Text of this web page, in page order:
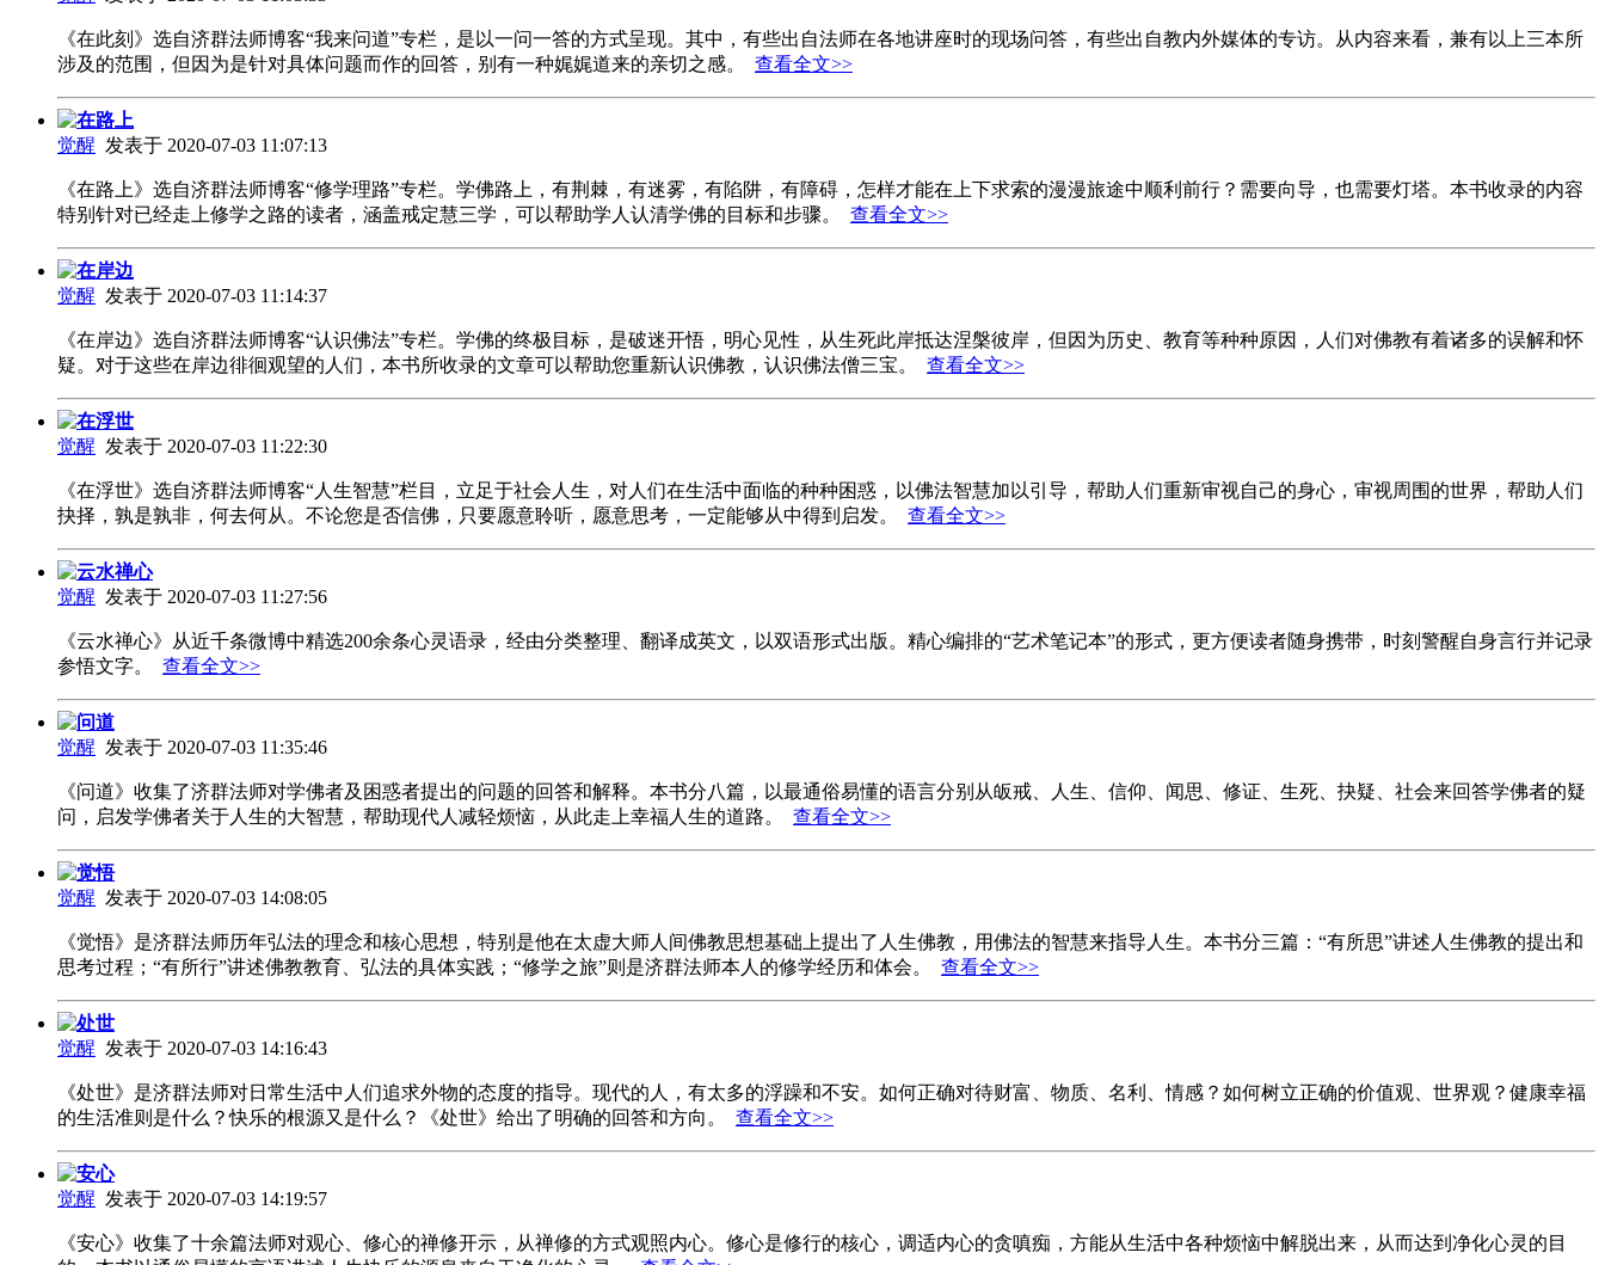
《在此刻》选自济群法师博客“我来问道”专栏，是以一问一答的方式呈现。其中，有些出自法师在各地讲座时的现场问答，有些出自教内外媒体的专访。从内容来看，兼有以上三本所
涉及的范围，但因为是针对具体问题而作的回答，别有一种娓娓道来的亲切之感。 查看全文>>
在路上
觉醒 发表于 2020-07-03 11:07:13
《在路上》选自济群法师博客“修学理路”专栏。学佛路上，有荆棘，有迷雾，有陷阱，有障碍，怎样才能在上下求索的漫漫旅途中顺利前行？需要向导，也需要灯塔。本书收录的内容
特别针对已经走上修学之路的读者，涵盖戒定慧三学，可以帮助学人认清学佛的目标和步骤。 查看全文>>
在岸边
觉醒 发表于 2020-07-03 11:14:37
《在岸边》选自济群法师博客“认识佛法”专栏。学佛的终极目标，是破迷开悟，明心见性，从生死此岸抵达涅槃彼岸，但因为历史、教育等种种原因，人们对佛教有着诸多的误解和怀
疑。对于这些在岸边徘徊观望的人们，本书所收录的文章可以帮助您重新认识佛教，认识佛法僧三宝。 查看全文>>
在浮世
觉醒 发表于 2020-07-03 11:22:30
《在浮世》选自济群法师博客“人生智慧”栏目，立足于社会人生，对人们在生活中面临的种种困惑，以佛法智慧加以引导，帮助人们重新审视自己的身心，审视周围的世界，帮助人们
抉择，孰是孰非，何去何从。不论您是否信佛，只要愿意聆听，愿意思考，一定能够从中得到启发。 查看全文>>
云水禅心
觉醒 发表于 2020-07-03 11:27:56
《云水禅心》从近千条微博中精选200余条心灵语录，经由分类整理、翻译成英文，以双语形式出版。精心编排的“艺术笔记本”的形式，更方便读者随身携带，时刻警醒自身言行并记录
参悟文字。 查看全文>>
问道
觉醒 发表于 2020-07-03 11:35:46
《问道》收集了济群法师对学佛者及困惑者提出的问题的回答和解释。本书分八篇，以最通俗易懂的语言分别从皈戒、人生、信仰、闻思、修证、生死、抉疑、社会来回答学佛者的疑
问，启发学佛者关于人生的大智慧，帮助现代人减轻烦恼，从此走上幸福人生的道路。 查看全文>>
觉悟
觉醒 发表于 2020-07-03 14:08:05
《觉悟》是济群法师历年弘法的理念和核心思想，特别是他在太虚大师人间佛教思想基础上提出了人生佛教，用佛法的智慧来指导人生。本书分三篇：“有所思”讲述人生佛教的提出和
思考过程；“有所行”讲述佛教教育、弘法的具体实践；“修学之旅”则是济群法师本人的修学经历和体会。 查看全文>>
处世
觉醒 发表于 2020-07-03 14:16:43
《处世》是济群法师对日常生活中人们追求外物的态度的指导。现代的人，有太多的浮躁和不安。如何正确对待财富、物质、名利、情感？如何树立正确的价值观、世界观？健康幸福
的生活准则是什么？快乐的根源又是什么？《处世》给出了明确的回答和方向。 查看全文>>
安心
觉醒 发表于 2020-07-03 14:19:57
《安心》收集了十余篇法师对观心、修心的禅修开示，从禅修的方式观照内心。修心是修行的核心，调适内心的贪嗔痴，方能从生活中各种烦恼中解脱出来，从而达到净化心灵的目